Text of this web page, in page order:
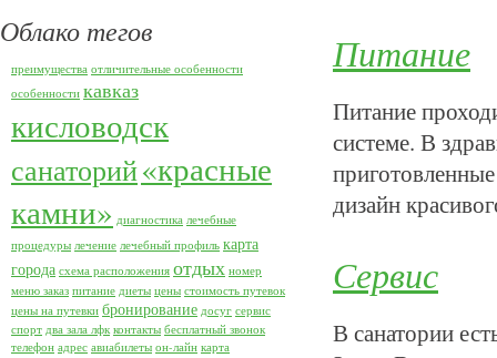
Облако тегов
преимущества отличительные особенности
особенности кавказ
кисловодск
санаторий«красные
камни» диагностика лечебные
процедуры лечение лечебный профиль карта
города схема расположения отдых номер
меню заказ питание диеты цены стоимость путевок
цены на путевки бронирование досуг сервис
спорт два зала лфк контакты бесплатный звонок
телефон адрес авиабилеты он-лайн карта
Питание
Питание
системе. В
дизайн
Сервис
В санатории